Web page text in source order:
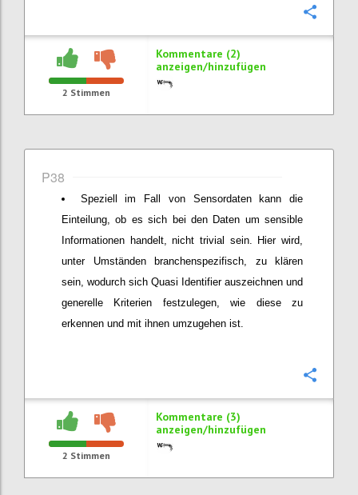
2 Stimmen
Kommentare (2)
anzeigen/hinzufügen
P38
Speziell im Fall von Sensordaten kann die
Einteilung, ob es sich bei den Daten um sensible
Informationen handelt, nicht trivial sein. Hier wird,
unter Umständen branchenspezifisch, zu klären
sein, wodurch sich Quasi Identifier auszeichnen und
generelle Kriterien festzulegen, wie diese zu
erkennen und mit ihnen umzugehen ist.
2 Stimmen
Kommentare (3)
anzeigen/hinzufügen